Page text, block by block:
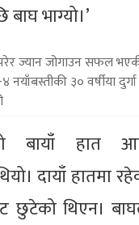
भाग्यो।’
ज्यान जोगाउन सफल
नयाँबस्तीकी ३० वर्षीया
बायाँ हात
दायाँ हातमा
छुटेको थिएन।